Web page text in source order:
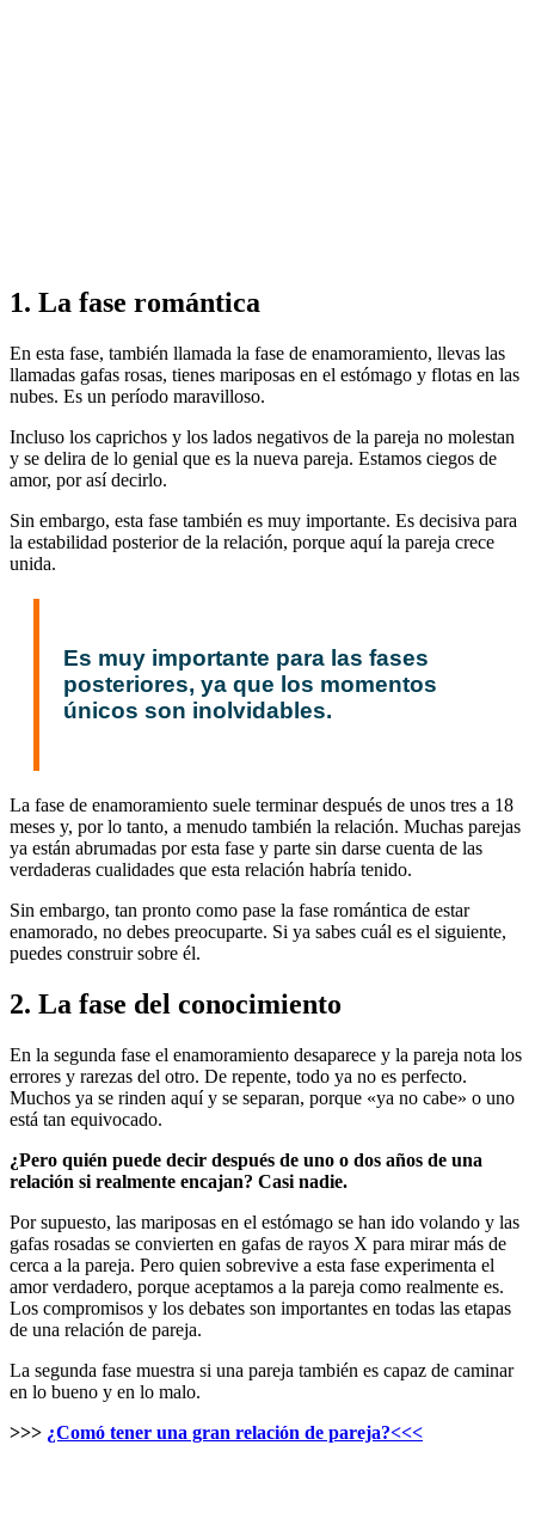
1. La fase romántica
En esta fase, también llamada la fase de enamoramiento, llevas las
llamadas gafas rosas, tienes mariposas en el estómago y flotas en las
nubes. Es un período maravilloso.
Incluso los caprichos y los lados negativos de la pareja no molestan
y se delira de lo genial que es la nueva pareja. Estamos ciegos de
amor, por así decirlo.
Sin embargo, esta fase también es muy importante. Es decisiva para
la estabilidad posterior de la relación, porque aquí la pareja crece
unida.
Es muy importante para las fases
posteriores, ya que los momentos
únicos son inolvidables.
La fase de enamoramiento suele terminar después de unos tres a 18
meses y, por lo tanto, a menudo también la relación. Muchas parejas
ya están abrumadas por esta fase y parte sin darse cuenta de las
verdaderas cualidades que esta relación habría tenido.
Sin embargo, tan pronto como pase la fase romántica de estar
enamorado, no debes preocuparte. Si ya sabes cuál es el siguiente,
puedes construir sobre él.
2. La fase del conocimiento
En la segunda fase el enamoramiento desaparece y la pareja nota los
errores y rarezas del otro. De repente, todo ya no es perfecto.
Muchos ya se rinden aquí y se separan, porque «ya no cabe» o uno
está tan equivocado.
¿Pero quién puede decir después de uno o dos años de una
relación si realmente encajan? Casi nadie.
Por supuesto, las mariposas en el estómago se han ido volando y las
gafas rosadas se convierten en gafas de rayos X para mirar más de
cerca a la pareja. Pero quien sobrevive a esta fase experimenta el
amor verdadero, porque aceptamos a la pareja como realmente es.
Los compromisos y los debates son importantes en todas las etapas
de una relación de pareja.
La segunda fase muestra si una pareja también es capaz de caminar
en lo bueno y en lo malo.
>>> ¿Comó tener una gran relación de pareja?<<<